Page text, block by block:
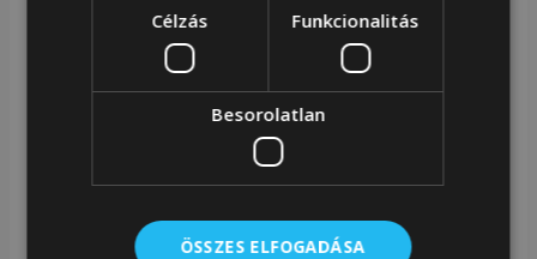
Világosbarna műbőr részletek, aranyszínű
kiegészítők
A HB MILK TEA női válltáska, kézitáska ideális
választás azoknak, akik elegáns, monogramos dizájnt
keresnek nagy kapacitással és modern
funkcionalitással.
Célzás Funkcionalitás
Besorolatlan
ÖSSZES ELFOGADÁSA